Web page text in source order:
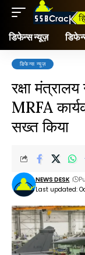
डिफेन्स न्यूज़
डिफेन्स न्यूज़
रक्षा
MRFA
सख्त किया
Last updated:
NEWS DESK